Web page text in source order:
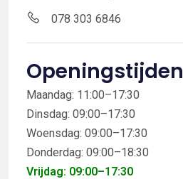
078 303 6846
Openingstijden
Maandag: 11:00–17:30
Dinsdag: 09:00–17:30
Woensdag: 09:00–17:30
Donderdag: 09:00–18:30
Vrijdag: 09:00–17:30